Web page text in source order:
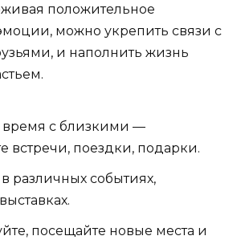
положительное
можно укрепить связи с
и наполнить жизнь
время с близкими —
встречи, поездки, подарки.
в различных событиях,
посещайте новые места и